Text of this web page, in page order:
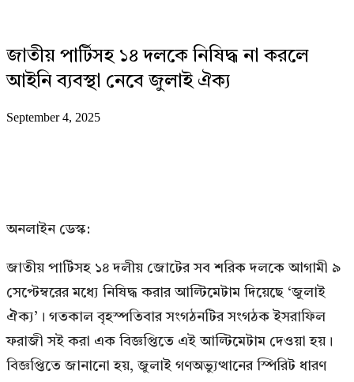
জাতীয় পার্টিসহ ১৪ দলকে নিষিদ্ধ না করলে
আইনি ব্যবস্থা নেবে জুলাই ঐক্য
September 4, 2025
অনলাইন ডেস্ক:
জাতীয় পার্টিসহ ১৪ দলীয় জোটের সব শরিক দলকে আগামী ৯
সেপ্টেম্বরের মধ্যে নিষিদ্ধ করার আল্টিমেটাম দিয়েছে ‘জুলাই
ঐক্য’। গতকাল বৃহস্পতিবার সংগঠনটির সংগঠক ইসরাফিল
ফরাজী সই করা এক বিজ্ঞপ্তিতে এই আল্টিমেটাম দেওয়া হয়।
বিজ্ঞপ্তিতে জানানো হয়, জুলাই গণঅভ্যুত্থানের স্পিরিট ধারণ